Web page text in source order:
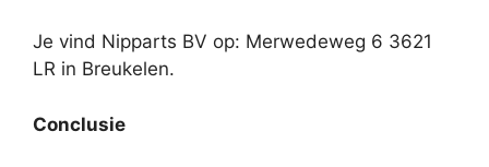
Je vind Nipparts BV op: Merwedeweg 6 3621
LR in Breukelen.
Conclusie